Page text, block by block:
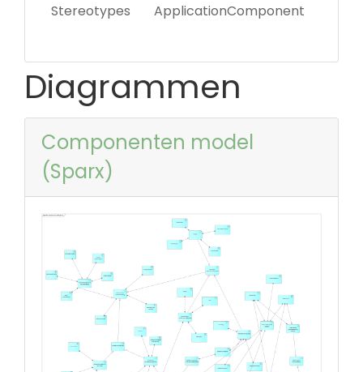
Stereotypes ApplicationComponent
Diagrammen
Componenten model
(Sparx)